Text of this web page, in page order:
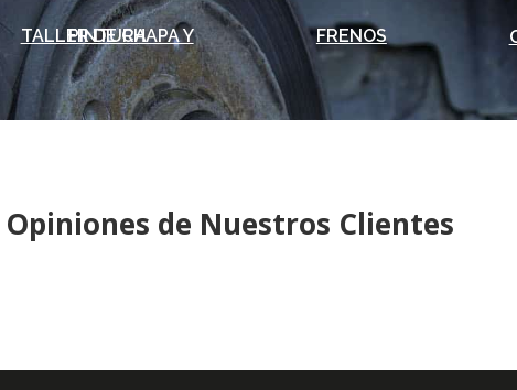
TALLER DE CHAPA Y PINTURA FRENOS
Opiniones de Nuestros Clientes